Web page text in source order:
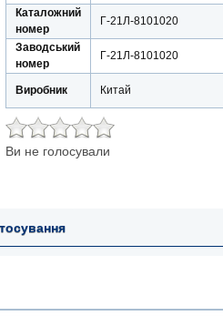
Каталожний
номер
Г-21Л-8101020
Заводський
номер
Г-21Л-8101020
Виробник Китай
Ви не голосували